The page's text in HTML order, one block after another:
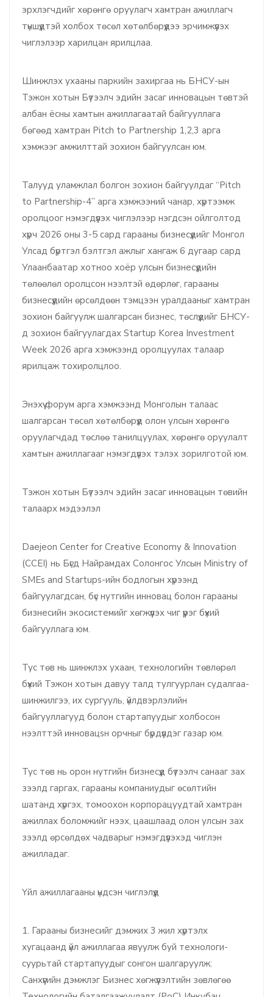
эрхлэгчдийг хөрөнгө оруулагч хамтран ажиллагч
түншүүдтэй холбох төсөл хөтөлбөрүүдээ эрчимжүүлэх
чиглэлээр харилцан ярилцлаа.
Шинжлэх ухааны паркийн захиргаа нь БНСУ-ын
Тэжон хотын Бүтээлч эдийн засаг инновацын төвтэй
албан ёсны хамтын ажиллагаатай байгууллага
бөгөөд хамтран Pitch to Partnership 1,2,3 арга
хэмжээг амжилттай зохион байгуулсан юм.
Талууд уламжлал болгон зохион байгуулдаг “Pitch
to Partnership-4” арга хэмжээний чанар, хүртээмж
оролцоог нэмэгдүүлэх чиглэлээр нэгдсэн ойлголтод
хүрч 2026 оны 3-5 сард гарааны бизнесүүдийг Монгол
Улсад бүртгэл бэлтгэл ажлыг хангаж 6 дугаар сард
Улаанбаатар хотноо хоёр улсын бизнесүүдийн
төлөөлөл оролцсон нээлтэй өдөрлөг, гарааны
бизнесүүдийн өрсөлдөөн тэмцээн уралдааныг хамтран
зохион байгуулж шалгарсан бизнес, төслүүдийг БНСУ-
д зохион байгуулагдах Startup Korea Investment
Week 2026 арга хэмжээнд оролцуулах талаар
ярилцаж тохиролцлоо.
Энэхүү форум арга хэмжээнд Монголын талаас
шалгарсан төсөл хөтөлбөрүүд олон улсын хөрөнгө
оруулагчдад төслөө танилцуулах, хөрөнгө оруулалт
хамтын ажиллагааг нэмэгдүүлэх тэлэх зорилготой юм.
Тэжон хотын Бүтээлч эдийн засаг инновацын төвийн
талаарх мэдээлэл
Daejeon Center for Creative Economy & Innovation
(CCEI) нь Бүгд Найрамдах Солонгос Улсын Ministry of
SMEs and Startups-ийн бодлогын хүрээнд
байгуулагдсан, бүс нутгийн инновац болон гарааны
бизнесийн экосистемийг хөгжүүлэх чиг үүрэг бүхий
байгууллага юм.
Тус төв нь шинжлэх ухаан, технологийн төвлөрөл
бүхий Тэжон хотын давуу талд тулгуурлан судалгаа-
шинжилгээ, их сургууль, үйлдвэрлэлийн
байгууллагууд болон стартапуудыг холбосон
нээлттэй инновацsн орчныг бүрдүүлдэг газар юм.
Тус төв нь орон нутгийн бизнесүүд бүтээлч санааг зах
зээлд гаргах, гарааны компаниудыг өсөлтийн
шатанд хүргэх, томоохон корпорацуудтай хамтран
ажиллах боломжийг нээх, цаашлаад олон улсын зах
зээлд өрсөлдөх чадварыг нэмэгдүүлэхэд чиглэн
ажилладаг.
Үйл ажиллагааны үндсэн чиглэлүүд
1. Гарааны бизнесийг дэмжих 3 жил хүртэлх
хугацаанд үйл ажиллагаа явуулж буй технологи-
суурьтай стартапуудыг сонгон шалгаруулж:
Санхүүгийн дэмжлэг Бизнес хөгжүүлэлтийн зөвлөгөө